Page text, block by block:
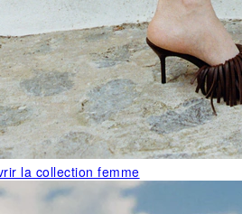
la collection femme